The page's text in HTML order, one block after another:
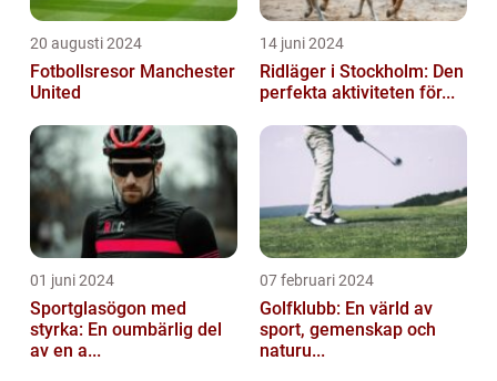
20 augusti 2024
Fotbollsresor Manchester
United
14 juni 2024
Ridläger i Stockholm: Den
perfekta aktiviteten för...
01 juni 2024
Sportglasögon med
styrka: En oumbärlig del
av en a...
07 februari 2024
Golfklubb: En värld av
sport, gemenskap och
naturu...